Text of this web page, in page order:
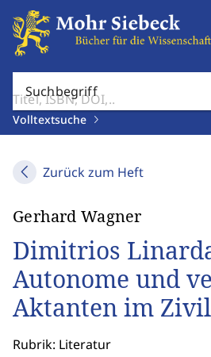
Suchbegriff
Volltextsuche
Zurück zum Heft
Gerhard Wagner
Dimitrios
Autonome und
Aktanten im
Rubrik: Literatur